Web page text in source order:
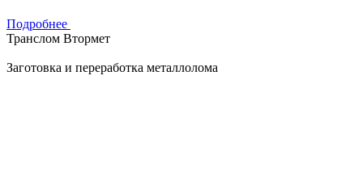
Подробнее
Транслом Втормет
Заготовка и переработка металлолома